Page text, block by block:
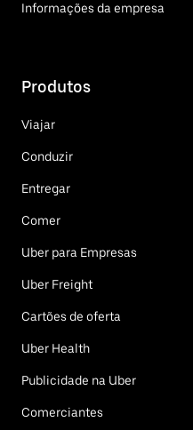
Informações da empresa
Produtos
Viajar
Conduzir
Entregar
Comer
Uber para Empresas
Uber Freight
Cartões de oferta
Uber Health
Publicidade na Uber
Comerciantes